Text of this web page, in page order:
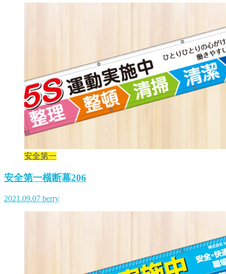
安全第一
安全第一横断幕206
2021.09.07 berry